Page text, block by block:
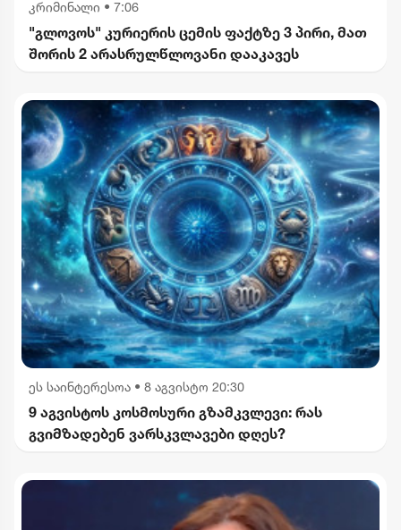
კრიმინალი • 7:06
"გლოვოს" კურიერის ცემის ფაქტზე 3 პირი, მათ
შორის 2 არასრულწლოვანი დააკავეს
ეს საინტერესოა • 8 აგვისტო 20:30
9 აგვისტოს კოსმოსური გზამკვლევი: რას
გვიმზადებენ ვარსკვლავები დღეს?